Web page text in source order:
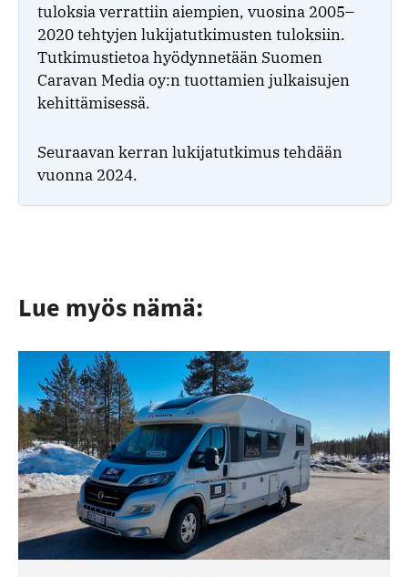
tuloksia verrattiin aiempien, vuosina 2005–
2020 tehtyjen lukijatutkimusten tuloksiin.
Tutkimustietoa hyödynnetään Suomen
Caravan Media oy:n tuottamien julkaisujen
kehittämisessä.
Seuraavan kerran lukijatutkimus tehdään
vuonna 2024.
Lue myös nämä: